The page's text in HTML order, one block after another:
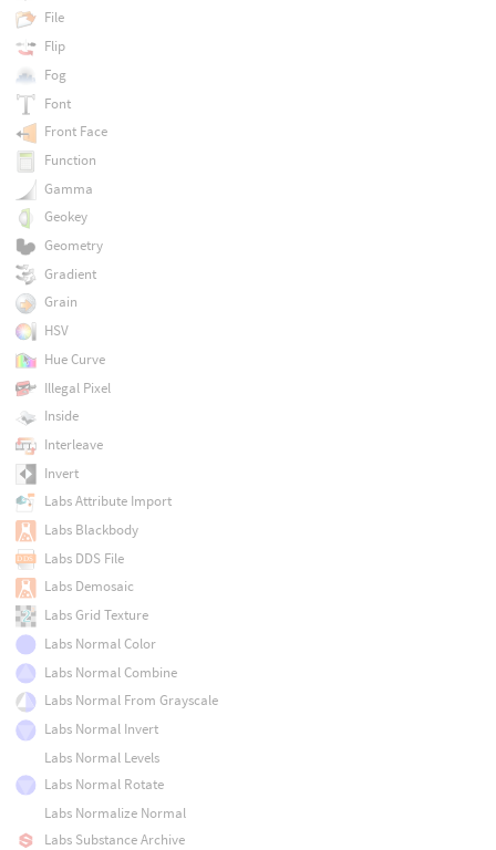
File
Flip
Fog
Font
Front Face
Function
Gamma
Geokey
Geometry
Gradient
Grain
HSV
Hue Curve
Illegal Pixel
Inside
Interleave
Invert
Labs Attribute Import
Labs Blackbody
Labs DDS File
Labs Demosaic
Labs Grid Texture
Labs Normal Color
Labs Normal Combine
Labs Normal From Grayscale
Labs Normal Invert
Labs Normal Levels
Labs Normal Rotate
Labs Normalize Normal
Labs Substance Archive